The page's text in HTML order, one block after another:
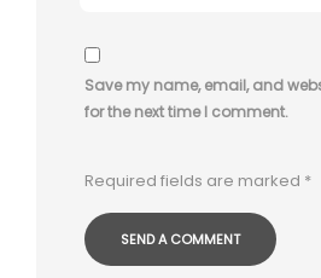
Save my name, email, and
for the next time I comment.
Required fields are marked *